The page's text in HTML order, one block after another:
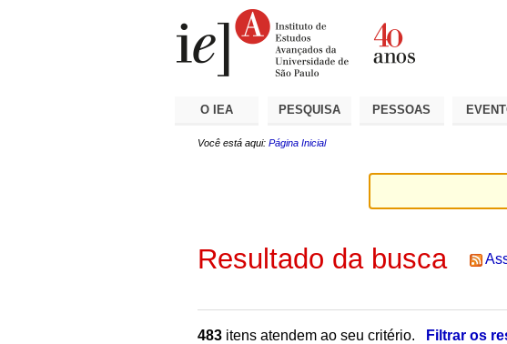
O IEA PESQUISA PESSOAS
Você está aqui: Página Inicial
Resultado da busca
483 itens atendem ao seu critério.
Filtrar os